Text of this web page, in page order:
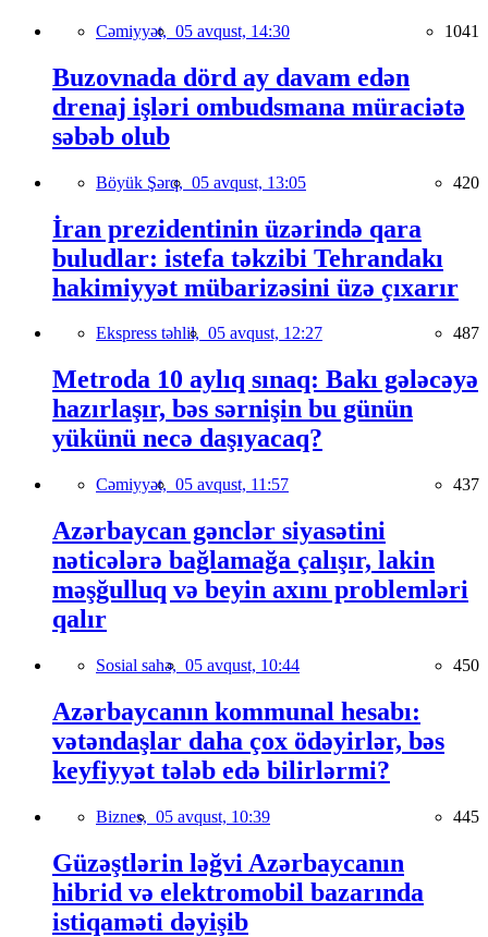
Cəmiyyət, 05 avqust, 14:30 1041
Buzovnada dörd ay davam edən
drenaj işləri ombudsmana müraciətə
səbəb olub
Böyük Şərq, 05 avqust, 13:05 420
İran prezidentinin üzərində qara
buludlar: istefa təkzibi Tehrandakı
hakimiyyət mübarizəsini üzə çıxarır
Ekspress təhlil, 05 avqust, 12:27 487
Metroda 10 aylıq sınaq: Bakı gələcəyə
hazırlaşır, bəs sərnişin bu günün
yükünü necə daşıyacaq?
Cəmiyyət, 05 avqust, 11:57 437
Azərbaycan gənclər siyasətini
nəticələrə bağlamağa çalışır, lakin
məşğulluq və beyin axını problemləri
qalır
Sosial sahə, 05 avqust, 10:44 450
Azərbaycanın kommunal hesabı:
vətəndaşlar daha çox ödəyirlər, bəs
keyfiyyət tələb edə bilirlərmi?
Biznes, 05 avqust, 10:39 445
Güzəştlərin ləğvi Azərbaycanın
hibrid və elektromobil bazarında
istiqaməti dəyişib